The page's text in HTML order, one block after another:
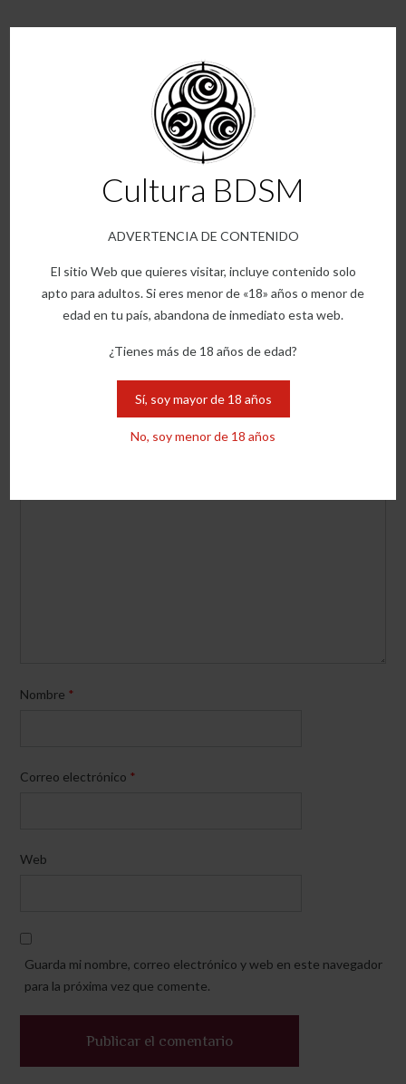
Cultura BDSM
ADVERTENCIA DE CONTENIDO
El sitio Web que quieres visitar, incluye contenido solo
apto para adultos. Si eres menor de «18» años o menor de
edad en tu país, abandona de inmediato esta web.
¿Tienes más de 18 años de edad?
Sí, soy mayor de 18 años
No, soy menor de 18 años
Te invitamos a leer de forma gratuita los dos primeros capítulos
publicados en la revista, y dejarte arrastrar por la voz de Dhanko,
el consultor que habita la frontera entre la luz y la sombra.
https://bit.ly/Dhanko_Novela_01
Navegación
Un regalo para tu Ama
Deja una respuesta
Tu dirección de correo electrónico no será publicada.
obligatorios están marcados con*
Nombre *
Correo electrónico *
Web
Guarda mi nombre, correo electrónico y web en este navegador
para la próxima vez que comente.